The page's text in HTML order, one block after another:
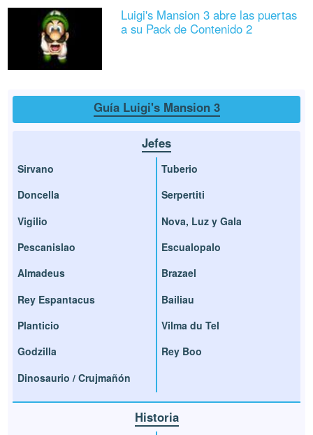
Luigi's Mansion 3 abre las puertas
a su Pack de Contenido 2
Guía Luigi's Mansion 3
Jefes
Sirvano
Doncella
Vigilio
Pescanislao
Almadeus
Rey Espantacus
Planticio
Godzilla
Dinosaurio / Crujmañón
Tuberio
Serpertiti
Nova, Luz y Gala
Escualopalo
Brazael
Bailiau
Vilma du Tel
Rey Boo
Historia